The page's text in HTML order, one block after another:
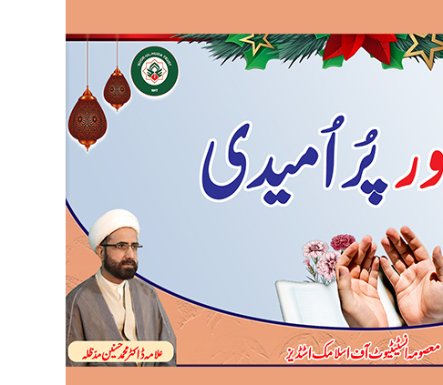
Aur
Purumeedi
||
Dr.
Hasnain